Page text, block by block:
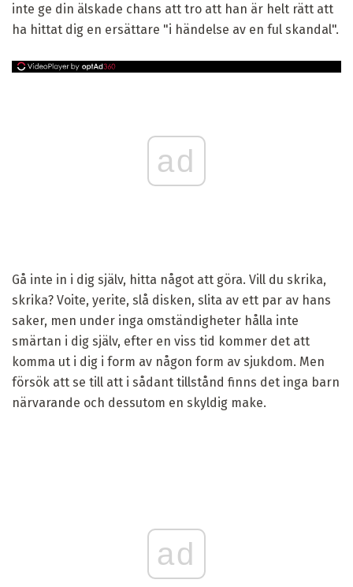
inte ge din älskade chans att tro att han är helt rätt att
ha hittat dig en ersättare "i händelse av en ful skandal".
ad
Gå inte in i dig själv, hitta något att göra. Vill du skrika,
skrika? Voite, yerite, slå disken, slita av ett par av hans
saker, men under inga omständigheter hålla inte
smärtan i dig själv, efter en viss tid kommer det att
komma ut i dig i form av någon form av sjukdom. Men
försök att se till att i sådant tillstånd finns det inga barn
närvarande och dessutom en skyldig make.
ad